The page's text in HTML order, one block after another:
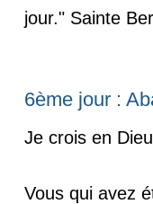
jour." Sainte
6ème jour :
Je crois en
Vous qui avez